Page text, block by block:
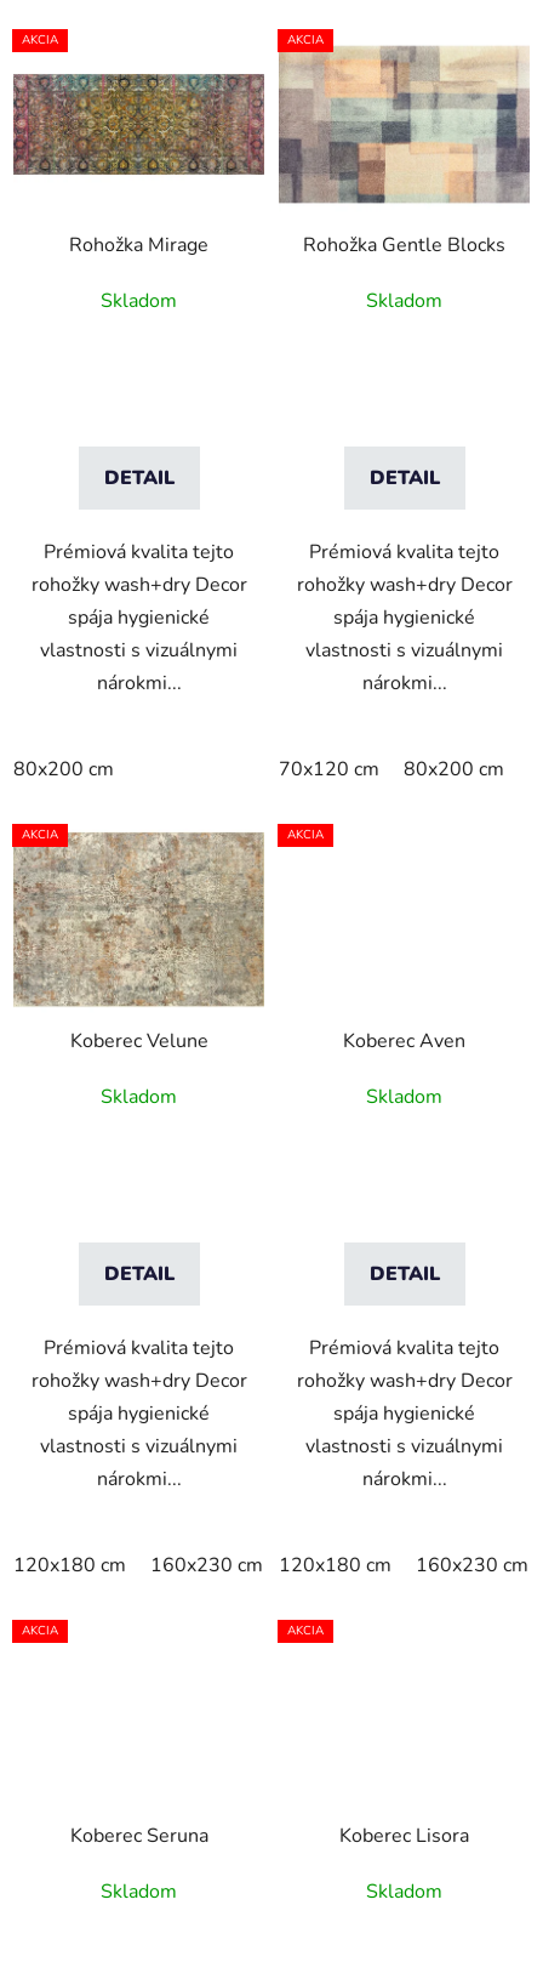
V
ý
p
i
s
AKCIA
Rohožka Mirage
Skladom
DETAIL
Prémiová kvalita tejto
rohožky wash+dry Decor
spája hygienické
vlastnosti s vizuálnymi
nárokmi...
80x200 cm
AKCIA
Rohožka Gentle Blocks
Skladom
DETAIL
Prémiová kvalita tejto
rohožky wash+dry Decor
spája hygienické
vlastnosti s vizuálnymi
nárokmi...
70x120 cm 80x200 cm
AKCIA
Koberec Velune
Skladom
DETAIL
Prémiová kvalita tejto
rohožky wash+dry Decor
spája hygienické
vlastnosti s vizuálnymi
nárokmi...
120x180 cm 160x230 cm 200x290 cm
AKCIA
Koberec Aven
Skladom
DETAIL
Prémiová kvalita tejto
rohožky wash+dry Decor
spája hygienické
vlastnosti s vizuálnymi
nárokmi...
120x180 cm 160x230 cm
AKCIA
Koberec Seruna
Skladom
AKCIA
Koberec Lisora
Skladom